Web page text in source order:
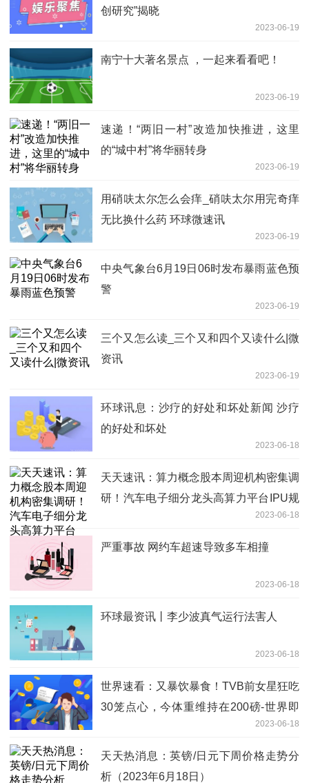
创研究”揭晓
2023-06-19
南宁十大著名景点 ，一起来看看吧！
2023-06-19
速递！“两旧一村”改造加快推进，这里
的“城中村”将华丽转身
2023-06-19
用硝呋太尔怎么会痒_硝呋太尔用完奇痒
无比换什么药 环球微速讯
2023-06-19
中央气象台6月19日06时发布暴雨蓝色预
警
2023-06-19
三个又怎么读_三个又和四个又读什么|微
资讯
2023-06-19
环球讯息：沙疗的好处和坏处新闻 沙疗
的好处和坏处
2023-06-18
天天速讯：算力概念股本周迎机构密集调
研！汽车电子细分龙头高算力平台IPU规
2023-06-18
严重事故 网约车超速导致多车相撞
2023-06-18
环球最资讯丨李少波真气运行法害人
2023-06-18
世界速看：又暴饮暴食！TVB前女星狂吃
30笼点心，今体重维持在200磅-世界即
2023-06-18
天天热消息：英镑/日元下周价格走势分
析（2023年6月18日）